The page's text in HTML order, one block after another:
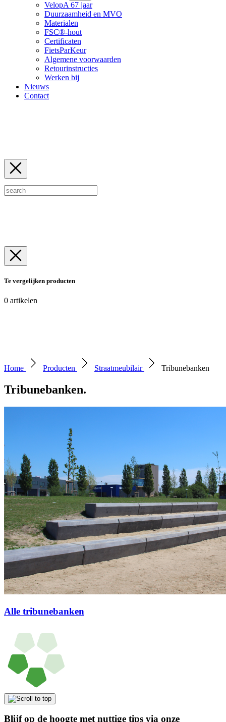
VelopA 67 jaar
Duurzaamheid en MVO
Materialen
FSC®-hout
Certificaten
FietsParKeur
Algemene voorwaarden
Retourinstructies
Werken bij
Nieuws
Contact
Te vergelijken producten
0 artikelen
Home Producten Straatmeubilair Tribunebanken
Tribunebanken.
Alle tribunebanken
Blijf op de hoogte met nuttige tips via onze